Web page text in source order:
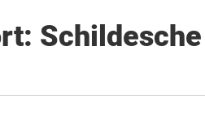
Schildesche